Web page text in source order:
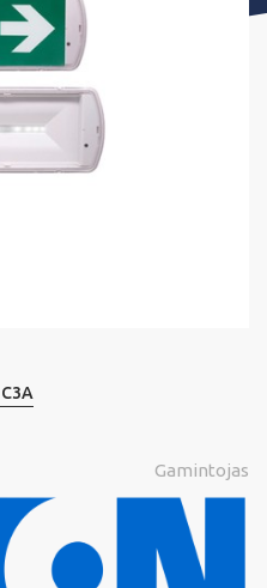
Gamintojas